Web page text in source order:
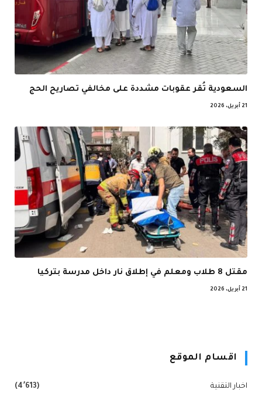
السعودية تُقر عقوبات مشددة على مخالفي تصاريح الحج
21 أبريل، 2026
مقتل 8 طلاب ومعلم في إطلاق نار داخل مدرسة بتركيا
21 أبريل، 2026
اقسام الموقع
اخبار التقنية (4٬613)